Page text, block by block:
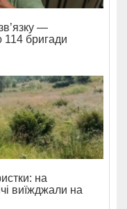
—
114 бригади
на
виїжджали на